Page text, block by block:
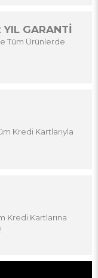
YIL GARANTİ
Tüm Ürünlerde
Kredi Kartlarıyla
Kredi Kartlarına